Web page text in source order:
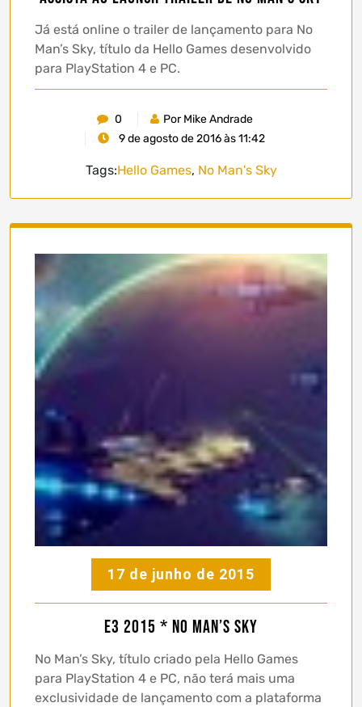
Já está online o trailer de lançamento para No
Man’s Sky, título da Hello Games desenvolvido
para PlayStation 4 e PC.
0
Por Mike Andrade
9 de agosto de 2016 às 11:42
Tags:Hello Games, No Man's Sky
17 de junho de 2015
E3 2015 * No Man’s Sky
No Man’s Sky, título criado pela Hello Games
para PlayStation 4 e PC, não terá mais uma
exclusividade de lançamento com a plataforma